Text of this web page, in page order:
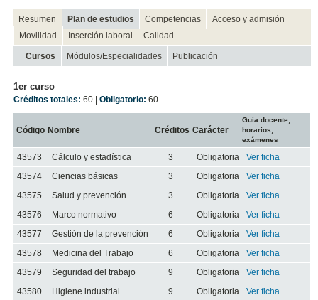
Resumen Plan de estudios Competencias
Acceso y admisión
Movilidad
Inserción laboral Calidad
Cursos Módulos/Especialidades Publicación
1er curso
Créditos totales: 60 |Obligatorio: 60
Código Nombre Créditos Carácter
Guía docente,
horarios,
exámenes
43573 Cálculo y estadística 3 Obligatoria
Ver ficha
43574
Ciencias básicas 3 Obligatoria
Ver ficha
43575
Salud y prevención 3 Obligatoria
Ver ficha
43576
Marco normativo 6 Obligatoria
Ver ficha
43577
Gestión de la prevención 6 Obligatoria
Ver ficha
43578
Medicina del Trabajo 6 Obligatoria
Ver ficha
43579
Seguridad del trabajo 9 Obligatoria
Ver ficha
43580
Higiene industrial 9 Obligatoria
Ver ficha